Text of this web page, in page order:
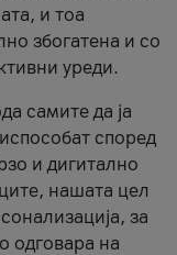
и тоа
збогатена и со
уреди.
самите да ја
според
и дигитално
нашата цел
за
одговара на